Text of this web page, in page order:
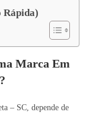
Rápida)
Marca Em
– SC, depende de